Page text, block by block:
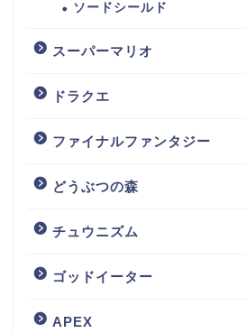
ソードシールド
スーパーマリオ
ドラクエ
ファイナルファンタジー
どうぶつの森
チュウニズム
ゴッドイーター
APEX